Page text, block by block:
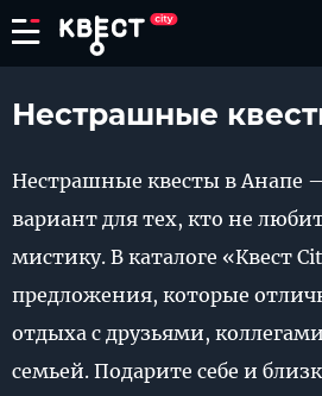
Нестрашные
Нестрашные квесты в Анапе
вариант для тех, кто не
мистику. В каталоге «Квест
предложения, которые
отдыха с друзьями,
семьей. Подарите себе и